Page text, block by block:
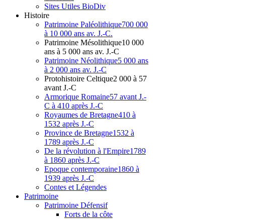
Sites Utiles BioDiv
Histoire
Patrimoine Paléolithique700 000
à 10 000 ans av. J.-C.
Patrimoine Mésolithique10 000
ans à 5 000 ans av. J.-C
Patrimoine Néolithique5 000 ans
à 2 000 ans av. J.-C
Protohistoire Celtique2 000 à 57
avant J.-C
Armorique Romaine57 avant J.-
C à 410 après J.-C
Royaumes de Bretagne410 à
1532 après J.-C
Province de Bretagne1532 à
1789 après J.-C
De la révolution à l'Empire1789
à 1860 après J.-C
Epoque contemporaine1860 à
1939 après J.-C
Contes et Légendes
Patrimoine
Patrimoine Défensif
Forts de la côte